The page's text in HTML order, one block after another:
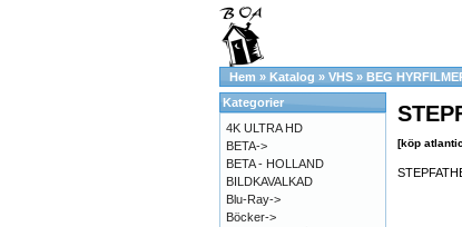
Hem » Katalog » VHS » BEG
[köp
Kategorier
4K ULTRA HD
BETA->
BETA - HOLLAND
BILDKAVALKAD
Blu-Ray->
Böcker->